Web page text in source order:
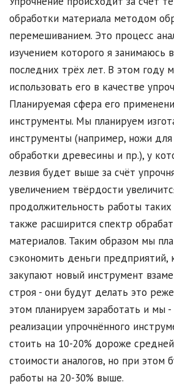
обработки материала методом
перемешиванием. Это процесс
изучением которого я занимаюсь
последних трёх лет. В этом году
использовать его в качестве
Планируемая сфера его
инструменты. Мы планируем
инструменты (например, ножи
обработки древесины и пр.), у
лезвия будет выше за счёт
увеличением твёрдости
продолжительность работы
также расширится спектр
материалов. Таким образом мы
сэкономить деньги предприятий,
закупают новый инструмент
строя - они будут делать это
этом планируем заработать и мы -
реализации упрочнённого
стоить на 10-20% дороже
стоимости аналогов, но при этом
работы на 20-30% выше.